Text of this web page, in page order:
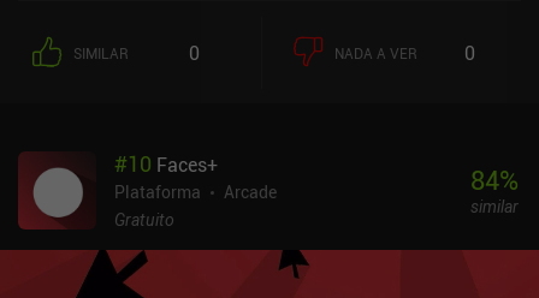
insanamente punitivo, não será muito longo. A progressão é
principalmente cosmética, com novas paletas de cores e variações
mecânica mais complexa.Apesar de não ser o jogo mais complexo,
ele parece infinitamente reproduzível e é muito divertido de jogar
quando você precisa passar algum tempo. Depois de passar mais
um jogo obrigatório para os entusiastas de jogos de arcade!
SIMILAR 0 NADA A VER 0
#10 Faces+
Plataforma
Arcade
Gratuito
84%
similar